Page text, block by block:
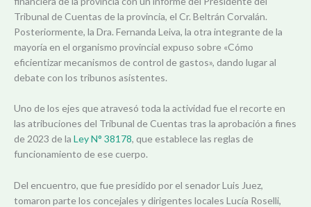
Tribunal de Cuentas de la provincia, el Cr. Beltrán Corvalán.
Posteriormente, la Dra. Fernanda Leiva, la otra integrante de la
mayoría en el organismo provincial expuso sobre «Cómo
eficientizar mecanismos de control de gastos», dando lugar al
debate con los tribunos asistentes.
Uno de los ejes que atravesó toda la actividad fue el recorte en
las atribuciones del Tribunal de Cuentas tras la aprobación a fines
de 2023 de la Ley N° 38178, que establece las reglas de
funcionamiento de ese cuerpo.
Del encuentro, que fue presidido por el senador Luis Juez,
tomaron parte los concejales y dirigentes locales Lucía Roselli,